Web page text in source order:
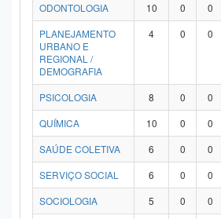
ODONTOLOGIA
10 0 0
PLANEJAMENTO
URBANO E
REGIONAL /
DEMOGRAFIA
4 0 0
PSICOLOGIA 8 0 0
QUÍMICA
10 0 0
SAÚDE COLETIVA
6 0 0
SERVIÇO SOCIAL
6 0 0
SOCIOLOGIA
5 0 0